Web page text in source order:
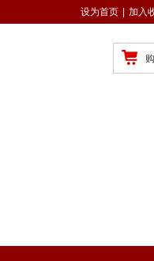
设为首页 加入